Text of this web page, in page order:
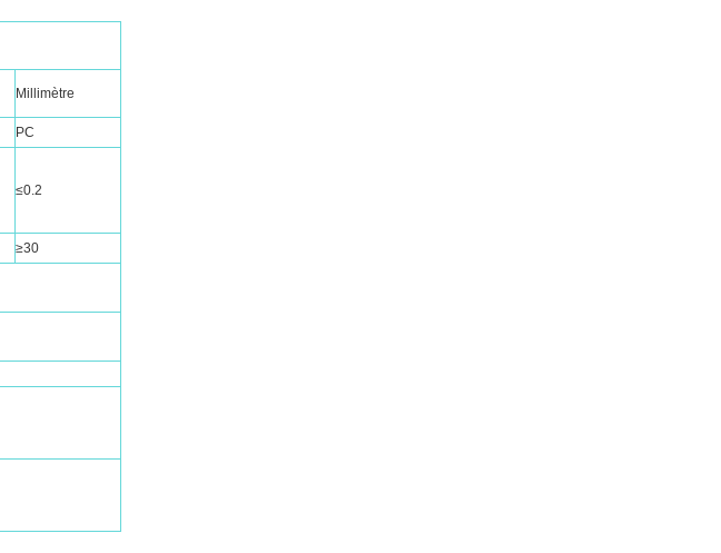
Millimètre
PC
≤0.2
≥30